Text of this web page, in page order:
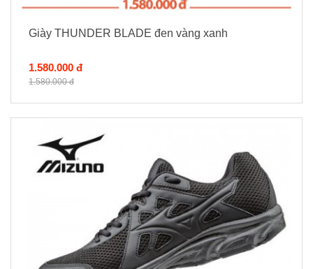
Giày THUNDER BLADE đen vàng xanh
1.580.000 đ
1.580.000 đ